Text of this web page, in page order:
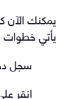
يمكنك الآن
يأتي خطوات
سجل
انقر